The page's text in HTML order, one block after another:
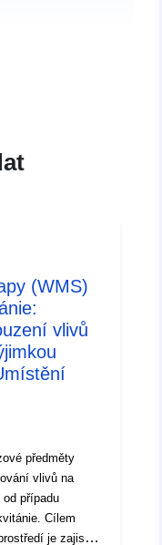
services
(WMS)
vlivů
předměty
vlivů na
případu
Cílem
je zajistit,